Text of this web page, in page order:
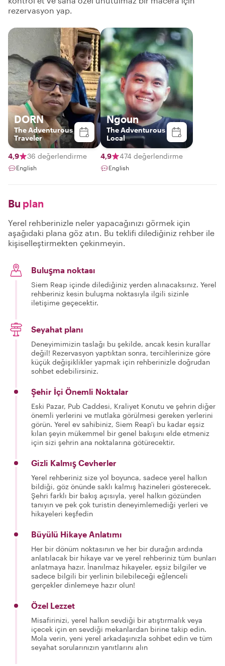
rezervasyon yap.
DORN
The Adventurous
Traveler
4,9 36 değerlendirme
English
Ngoun
The Adventurous
Local
4,9 474 değerlendirme
English
Bu plan
Yerel rehberinizle neler yapacağınızı görmek için
aşağıdaki plana göz atın. Bu teklifi dilediğiniz rehber ile
kişiselleştirmekten çekinmeyin.
Buluşma noktası
Siem Reap içinde dilediğiniz yerden alınacaksınız. Yerel
rehberiniz kesin buluşma noktasıyla ilgili sizinle
iletişime geçecektir.
Seyahat planı
Deneyimimizin taslağı bu şekilde, ancak kesin kurallar
değil! Rezervasyon yaptıktan sonra, tercihlerinize göre
küçük değişiklikler yapmak için rehberinizle doğrudan
sohbet edebilirsiniz.
Şehir İçi Önemli Noktalar
Eski Pazar, Pub Caddesi, Kraliyet Konutu ve şehrin diğer
önemli yerlerini ve mutlaka görülmesi gereken yerlerini
görün. Yerel ev sahibiniz, Siem Reap'i bu kadar eşsiz
kılan şeyin mükemmel bir genel bakışını elde etmeniz
için sizi şehrin ana noktalarına götürecektir.
Gizli Kalmış Cevherler
Yerel rehberiniz size yol boyunca, sadece yerel halkın
bildiği, göz önünde saklı kalmış hazineleri gösterecek.
Şehri farklı bir bakış açısıyla, yerel halkın gözünden
tanıyın ve pek çok turistin deneyimlemediği yerleri ve
hikayeleri keşfedin
Büyülü Hikaye Anlatımı
Her bir dönüm noktasının ve her bir durağın ardında
anlatılacak bir hikaye var ve yerel rehberiniz tüm bunları
anlatmaya hazır. İnanılmaz hikayeler, eşsiz bilgiler ve
sadece bilgili bir yerlinin bilebileceği eğlenceli
gerçekler dinlemeye hazır olun!
Özel Lezzet
Misafirinizi, yerel halkın sevdiği bir atıştırmalık veya
içecek için en sevdiği mekanlardan birine takip edin.
Mola verin, yeni yerel arkadaşınızla sohbet edin ve tüm
seyahat sorularınızın yanıtlarını alın